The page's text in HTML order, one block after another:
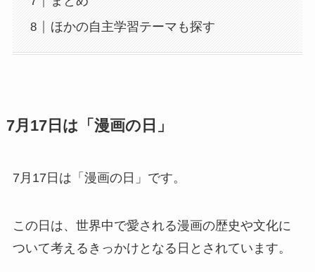
ほかの自主学習テーマも探す
7月17日は「漫画の日」
7月17日は「漫画の日」です。
この日は、世界中で愛される漫画の歴史や文化に
ついて考えるきっかけとなる日とされています。